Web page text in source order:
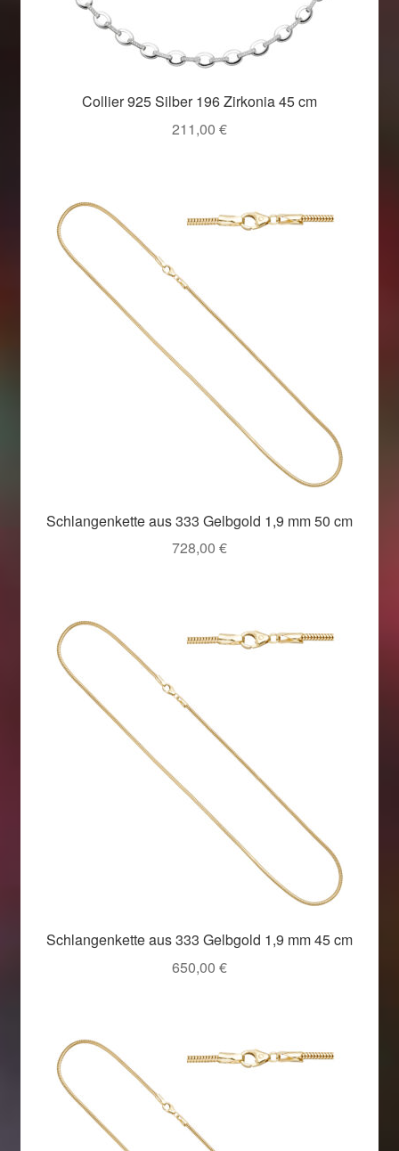
Collier 925 Silber 196 Zirkonia 45 cm
211,00 €
Schlangenkette aus 333 Gelbgold 1,9 mm 50 cm
728,00 €
Schlangenkette aus 333 Gelbgold 1,9 mm 45 cm
650,00 €